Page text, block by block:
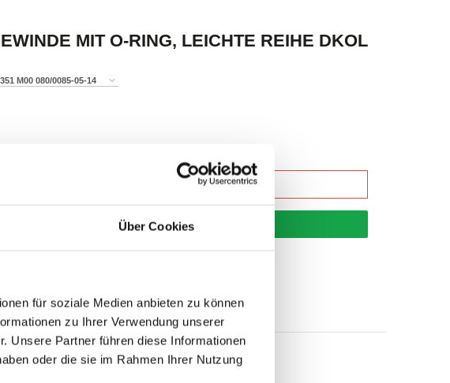
Über Cookies
für soziale Medien anbieten zu können
zu Ihrer Verwendung unserer
Unsere Partner führen diese Informationen
oder die sie im Rahmen Ihrer Nutzung
MIT O-RING, LEICHTE REIHE DKOL
M00 080/0085-05-14